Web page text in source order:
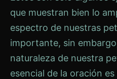
que muestran bien lo
espectro de nuestras
importante, sin
naturaleza de nuestra
esencial de la oración